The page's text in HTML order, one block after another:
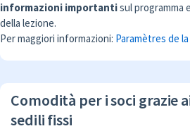
informazioni importantisul programma
della lezione.
Per maggiori informazioni: Paramètres de
Comodità per i soci grazie
sedili fissi